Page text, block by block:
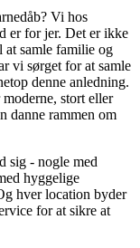
Vi hos
er for jer. Det er ikke
at samle familie og
vi sørget for at samle
denne anledning.
stort eller
danne rammen om
sig - nogle med
hyggelige
hver location byder
for at sikre at